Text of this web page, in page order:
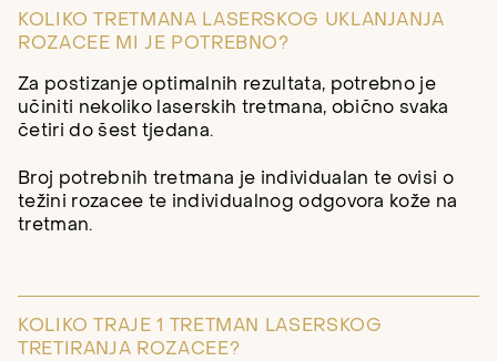
KOLIKO TRETMANA LASERSKOG UKLANJANJA
ROZACEE MI JE POTREBNO?
Za postizanje optimalnih rezultata, potrebno je
učiniti nekoliko laserskih tretmana, obično svaka
četiri do šest tjedana.
Broj potrebnih tretmana je individualan te ovisi o
težini rozacee te individualnog odgovora kože na
tretman.
KOLIKO TRAJE 1 TRETMAN LASERSKOG
TRETIRANJA ROZACEE?